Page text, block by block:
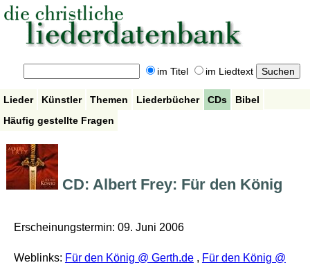
im Titel im Liedtext
Lieder Künstler Themen Liederbücher CDs
Bibel
Häufig gestellte Fragen
CD: Albert Frey: Für den König
Erscheinungstermin: 09. Juni 2006
Weblinks: Für den König @ Gerth.de, Für den König @